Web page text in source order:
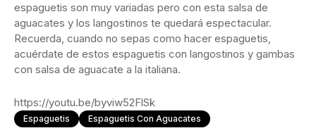
espaguetis son muy variadas pero con esta salsa de
aguacates y los langostinos te quedará espectacular.
Recuerda, cuando no sepas como hacer espaguetis,
acuérdate de estos espaguetis con langostinos y gambas
con salsa de aguacate a la italiana.
https://youtu.be/byviw52FlSk
Espaguetis Espaguetis Con Aguacates